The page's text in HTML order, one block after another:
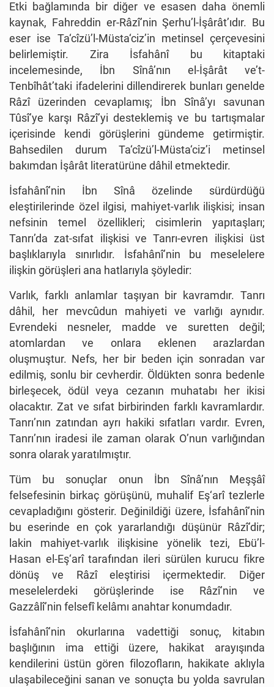
Etki bağlamında bir diğer ve esasen daha önemli
kaynak, Fahreddin er-Râzî’nin Şerhu’l-İşârât’ıdır. Bu
eser ise Ta‘cîzü’l-Müsta‘ciz’in metinsel çerçevesini
belirlemiştir. Zira İsfahânî bu kitaptaki
incelemesinde, İbn Sînâ’nın el-İşârât ve’t-
Tenbîhât’taki ifadelerini dillendirerek bunları genelde
Râzî üzerinden cevaplamış; İbn Sînâ’yı savunan
Tûsî’ye karşı Râzî’yi desteklemiş ve bu tartışmalar
içerisinde kendi görüşlerini gündeme getirmiştir.
Bahsedilen durum Ta‘cîzü’l-Müsta‘ciz’i metinsel
bakımdan İşârât literatürüne dâhil etmektedir.
İsfahânî’nin İbn Sînâ özelinde sürdürdüğü
eleştirilerinde özel ilgisi, mahiyet-varlık ilişkisi; insan
nefsinin temel özellikleri; cisimlerin yapıtaşları;
Tanrı’da zat-sıfat ilişkisi ve Tanrı-evren ilişkisi üst
başlıklarıyla sınırlıdır. İsfahânî’nin bu meselelere
ilişkin görüşleri ana hatlarıyla şöyledir:
Varlık, farklı anlamlar taşıyan bir kavramdır. Tanrı
dâhil, her mevcûdun mahiyeti ve varlığı aynıdır.
Evrendeki nesneler, madde ve suretten değil;
atomlardan ve onlara eklenen arazlardan
oluşmuştur. Nefs, her bir beden için sonradan var
edilmiş, sonlu bir cevherdir. Öldükten sonra bedenle
birleşecek, ödül veya cezanın muhatabı her ikisi
olacaktır. Zat ve sıfat birbirinden farklı kavramlardır.
Tanrı’nın zatından ayrı hakiki sıfatları vardır. Evren,
Tanrı’nın iradesi ile zaman olarak O’nun varlığından
sonra olarak yaratılmıştır.
Tüm bu sonuçlar onun İbn Sînâ’nın Meşşâî
felsefesinin birkaç görüşünü, muhalif Eş‘arî tezlerle
cevapladığını gösterir. Değinildiği üzere, İsfahânî’nin
bu eserinde en çok yararlandığı düşünür Râzî’dir;
lakin mahiyet-varlık ilişkisine yönelik tezi, Ebü’l-
Hasan el-Eş‘arî tarafından ileri sürülen kurucu fikre
dönüş ve Râzî eleştirisi içermektedir. Diğer
meselelerdeki görüşlerinde ise Râzî’nin ve
Gazzâlî’nin felsefî kelâmı anahtar konumdadır.
İsfahânî’nin okurlarına vadettiği sonuç, kitabın
başlığının ima ettiği üzere, hakikat arayışında
kendilerini üstün gören filozofların, hakikate aklıyla
ulaşabileceğini sanan ve sonuçta bu yolda savrulan